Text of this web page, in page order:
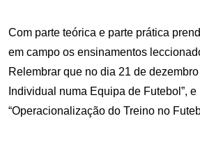
Com parte teórica e parte prática
em campo os ensinamentos
Relembrar que no dia 21 de
Individual numa Equipa de Futebol”,
“Operacionalização do Treino no